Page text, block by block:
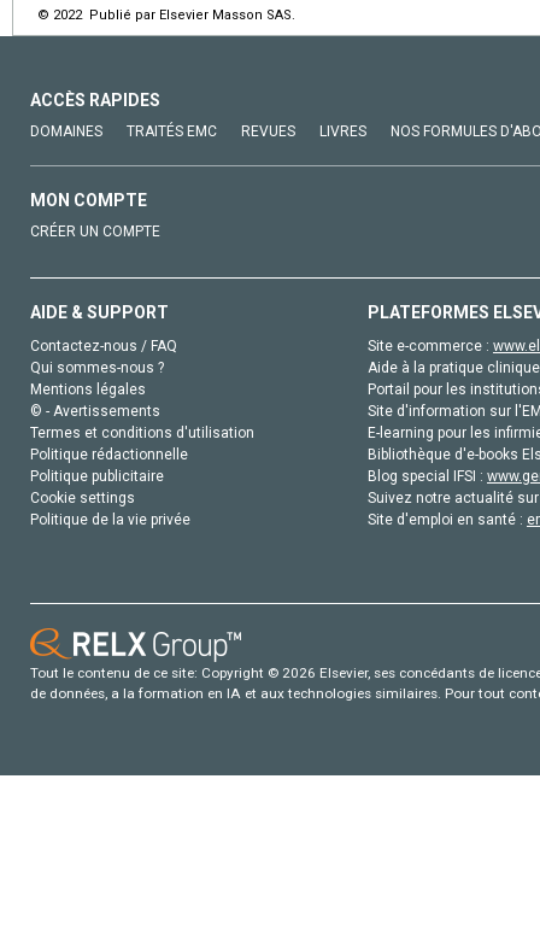
© 2022 Publié par Elsevier Masson SAS.
ACCÈS RAPIDES
DOMAINES TRAITÉS EMC REVUES LIVRES NOS FORMULES
MON COMPTE
CRÉER UN COMPTE
AIDE & SUPPORT
Contactez-nous / FAQ
Qui sommes-nous ?
Mentions légales
© - Avertissements
Termes et conditions d'utilisation
Politique rédactionnelle
Politique publicitaire
Cookie settings
Politique de la vie privée
PLATEFORMES
Site e-commerce :
Aide à la pratique
Portail pour les
Site d'information sur
E-learning pour les
Bibliothèque d'e-books
Blog special IFSI :
Suivez notre actualité
Site d'emploi en santé :
Tout le contenu de ce site: Copyright © 2026 Elsevier, ses concédants de
de données, a la formation en IA et aux technologies similaires. Pour tout